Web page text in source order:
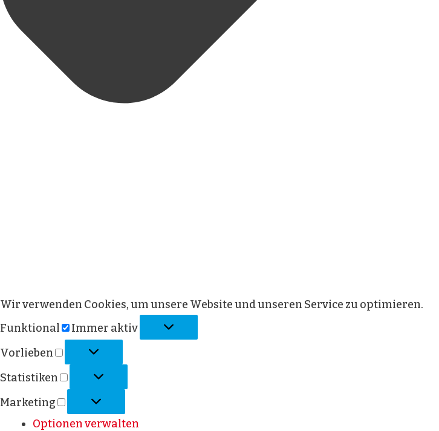
Wir verwenden Cookies, um unsere Website und unseren Service zu optimieren.
Funktional
Immer aktiv
Vorlieben
Statistiken
Marketing
Optionen verwalten